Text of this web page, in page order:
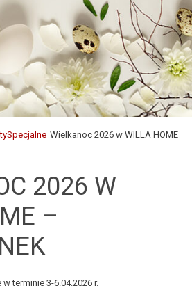
Wielkanoc 2026 w WILLA HOME
2026 W
–
terminie 3-6.04.2026 r.